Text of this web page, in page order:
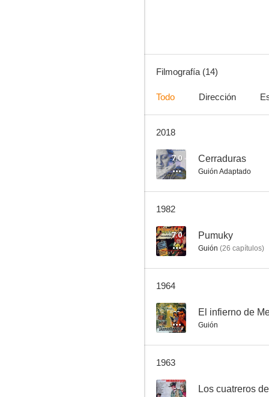
Filmografía (14)
Todo Dirección
2018
7.0 Cerraduras
Guión Adaptado
1982
7.0 Pumuky
Guión (26 capítulos)
1964
-- El infierno de
Guión
1963
-- Los cuatreros